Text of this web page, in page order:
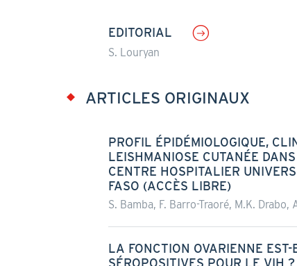
EDITORIAL
S. Louryan
ARTICLES ORIGINAUX
PROFIL ÉPIDÉMIOLOGIQUE,
LEISHMANIOSE CUTANÉE
CENTRE HOSPITALIER
FASO (ACCÈS LIBRE)
S. Bamba, F. Barro-Traoré, M.K.
LA FONCTION OVARIENNE
SÉROPOSITIVES POUR LE VIH